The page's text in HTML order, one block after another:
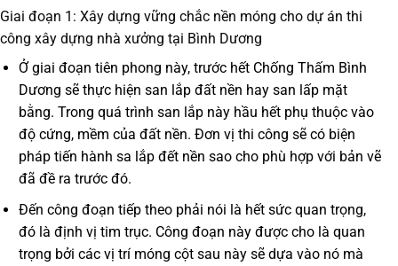
Giai đoạn 1: Xây dựng vững chắc nền móng cho dự án thi
công xây dựng nhà xưởng tại Bình Dương
Ở giai đoạn tiên phong này, trước hết Chống Thấm Bình
Dương sẽ thực hiện san lắp đất nền hay san lấp mặt
bằng. Trong quá trình san lắp này hầu hết phụ thuộc vào
độ cứng, mềm của đất nền. Đơn vị thi công sẽ có biện
pháp tiến hành sa lắp đết nền sao cho phù hợp với bản vẽ
đã đề ra trước đó.
Đến công đoạn tiếp theo phải nói là hết sức quan trọng,
đó là định vị tim trục. Công đoạn này được cho là quan
trọng bởi các vị trí móng cột sau này sẽ dựa vào nó mà